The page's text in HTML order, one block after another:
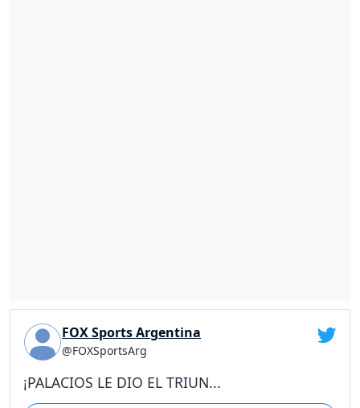
FOX Sports Argentina
@FOXSportsArg
¡PALACIOS LE DIO EL TRIUN...